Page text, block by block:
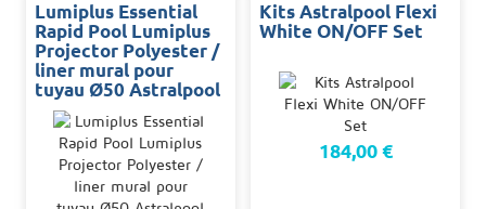
Lumiplus Essential
Rapid Pool Lumiplus
Projector Polyester /
liner mural pour
tuyau Ø50 Astralpool
Kits Astralpool Flexi
White ON/OFF Set
184,00 €